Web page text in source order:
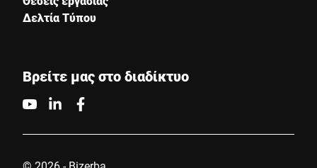
Δελτία Τύπου
Βρείτε μας στο διαδίκτυο